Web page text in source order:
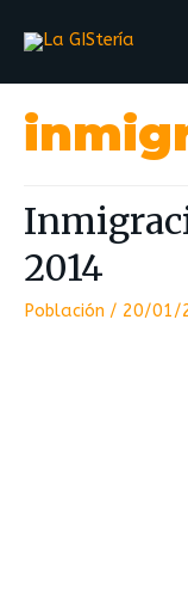
2014
Población / 20/01/